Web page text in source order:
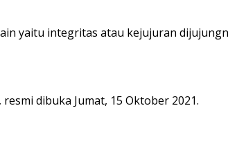
yaitu integritas atau kejujuran
dibuka Jumat, 15 Oktober 2021.